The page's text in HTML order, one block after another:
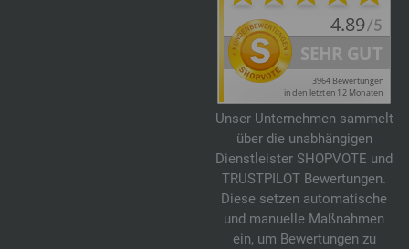
Unser Unternehmen sammelt
über die unabhängigen
Dienstleister SHOPVOTE und
TRUSTPILOT Bewertungen.
Diese setzen automatische
und manuelle Maßnahmen
ein, um Bewertungen zu